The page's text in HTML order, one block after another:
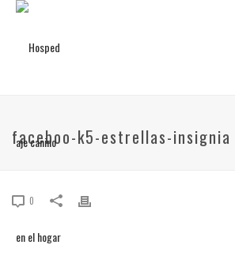
faceboo-k5-estrellas-insignia
0